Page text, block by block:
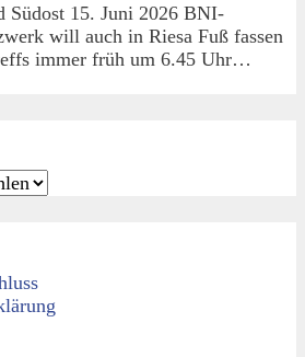
Südost 15. Juni 2026 BNI-
will auch in Riesa Fuß fassen
immer früh um 6.45 Uhr…